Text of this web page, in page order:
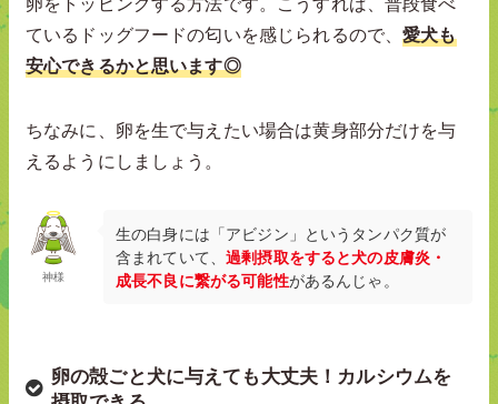
ているドッグフードの匂いを感じられるので、愛犬も
安心できるかと思います◎
ちなみに、卵を生で与えたい場合は黄身部分だけを与
えるようにしましょう。
神様
生の白身には「アビジン」というタンパク質が
含まれていて、過剰摂取をすると犬の皮膚炎・
成長不良に繋がる可能性があるんじゃ。
卵の殻ごと犬に与えても大丈夫！カルシウムを